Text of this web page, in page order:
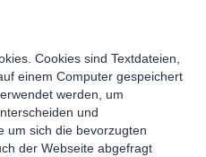
Cookies sind Textdateien,
einem Computer gespeichert
werden, um
und
um sich die bevorzugten
der Webseite abgefragt